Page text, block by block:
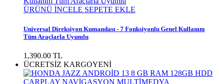
ÜRÜNÜ İNCELE SEPETE EKLE
Universal Direksiyon Kumandası - 7 Fonksiyonlu Genel Kullanım
Tüm Araçlarla Uyumlu
1,390.00 TL
ÜCRETSİZ KARGOYENİ